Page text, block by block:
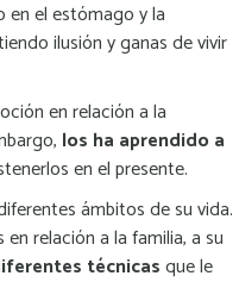
en el estómago y la
ilusión y ganas de vivir
en relación a la
los ha aprendido a
en el presente.
ámbitos de su vida.
relación a la familia, a su
técnicasque le